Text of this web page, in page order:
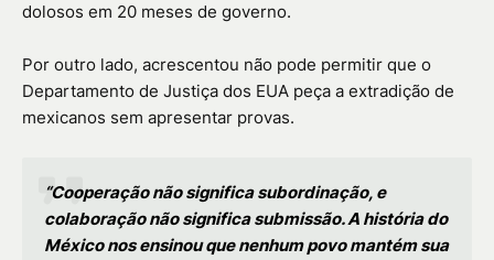
dolosos em 20 meses de governo.
Por outro lado, acrescentou não pode permitir que o
Departamento de Justiça dos EUA peça a extradição de
mexicanos sem apresentar provas.
“Cooperação não significa subordinação, e
colaboração não significa submissão. A história do
México nos ensinou que nenhum povo mantém sua